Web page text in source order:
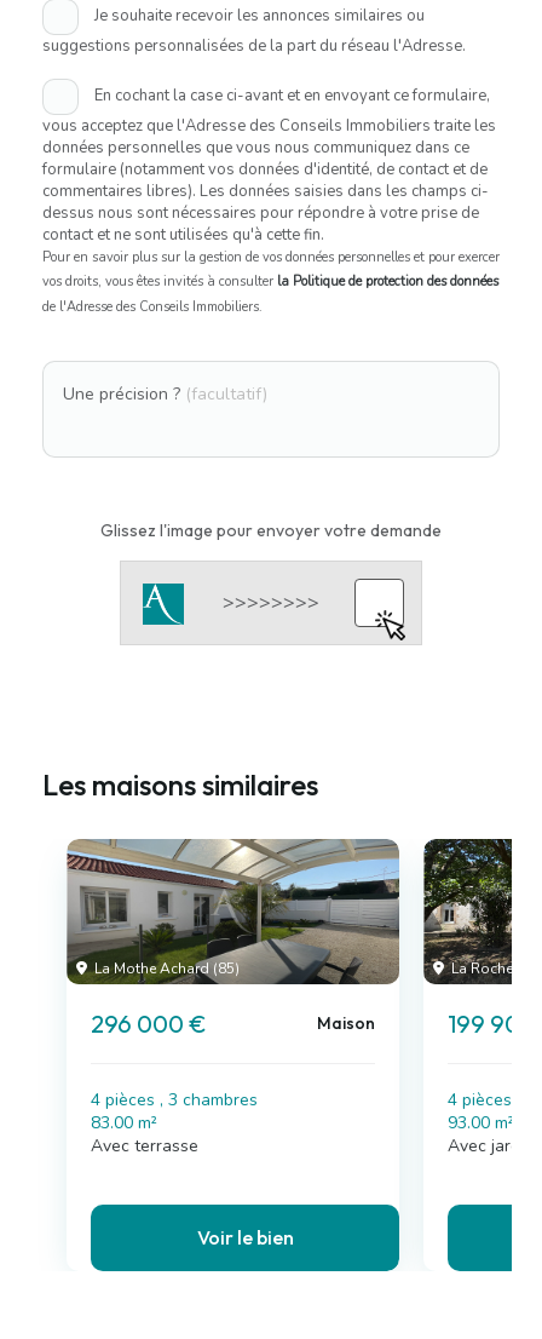
Je souhaite recevoir les annonces similaires ou
suggestions personnalisées de la part du réseau l'Adresse.
En cochant la case ci-avant et en envoyant ce formulaire,
vous acceptez que l'Adresse des Conseils Immobiliers traite les
données personnelles que vous nous communiquez dans ce
formulaire (notamment vos données d'identité, de contact et de
commentaires libres). Les données saisies dans les champs ci-
dessus nous sont nécessaires pour répondre à votre prise de
contact et ne sont utilisées qu'à cette fin.
Pour en savoir plus sur la gestion de vos données personnelles et pour exercer
vos droits, vous êtes invités à consulter la Politique de protection des données
de l'Adresse des Conseils Immobiliers.
Une précision ? (facultatif)
Glissez l'image pour envoyer votre demande
Les maisons similaires
La Mothe Achard (85)
296 000 € Maison
4 pièces , 3 chambres
83.00 m²
Avec terrasse
Voir le bien
La Roche-
199
4 pièces , 3
93.00 m²
Avec jardin